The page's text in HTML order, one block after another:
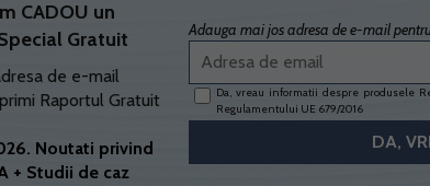
CADOU un
Gratuit
de e-mail
Raportul Gratuit
Noutati privind
+ Studii de caz
Adauga mai jos adresa de e-mail
Da, vreau informatii despre produsele
Regulamentului UE 679/2016